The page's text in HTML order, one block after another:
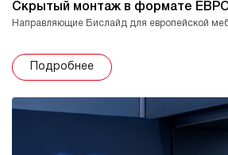
Скрытый монтаж в формате
Направляющие Бислайд для европейской
Подробнее